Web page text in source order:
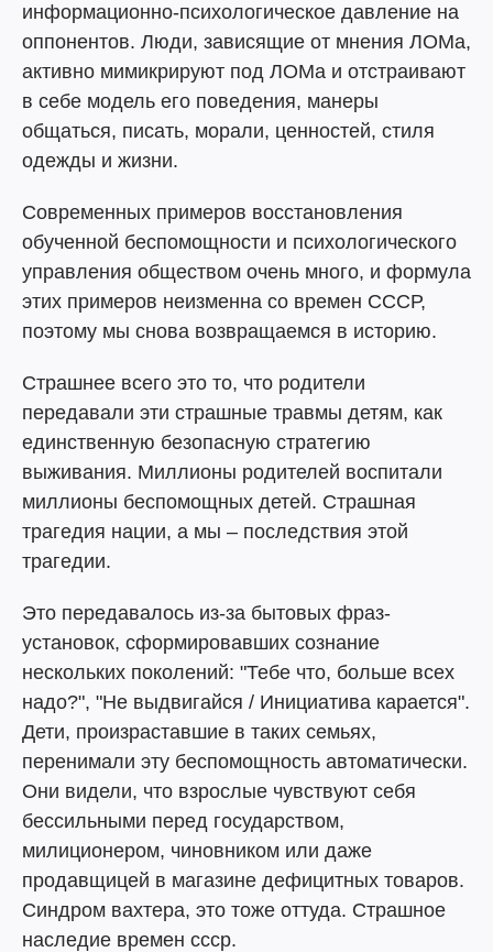
информационно-психологическое давление на
оппонентов. Люди, зависящие от мнения ЛОМа,
активно мимикрируют под ЛОМа и отстраивают
в себе модель его поведения, манеры
общаться, писать, морали, ценностей, стиля
одежды и жизни.
Современных примеров восстановления
обученной беспомощности и психологического
управления обществом очень много, и формула
этих примеров неизменна со времен СССР,
поэтому мы снова возвращаемся в историю.
Страшнее всего это то, что родители
передавали эти страшные травмы детям, как
единственную безопасную стратегию
выживания. Миллионы родителей воспитали
миллионы беспомощных детей. Страшная
трагедия нации, а мы – последствия этой
трагедии.
Это передавалось из-за бытовых фраз-
установок, сформировавших сознание
нескольких поколений: "Тебе что, больше всех
надо?", "Не выдвигайся / Инициатива карается".
Дети, произраставшие в таких семьях,
перенимали эту беспомощность автоматически.
Они видели, что взрослые чувствуют себя
бессильными перед государством,
милиционером, чиновником или даже
продавщицей в магазине дефицитных товаров.
Синдром вахтера, это тоже оттуда. Страшное
наследие времен ссср.